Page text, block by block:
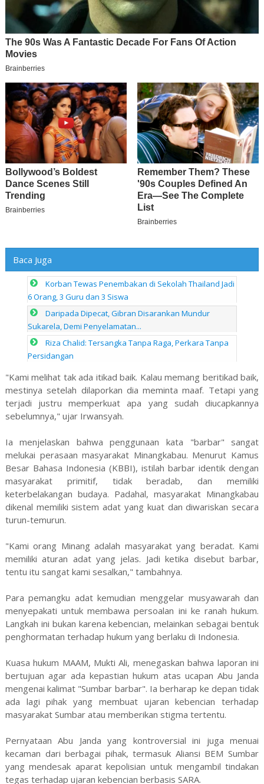
Baca Juga
Korban Tewas Penembakan di Sekolah Thailand Jadi
6 Orang, 3 Guru dan 3 Siswa
Daripada Dipecat, Gibran Disarankan Mundur
Sukarela, Demi Penyelamatan...
Riza Chalid: Tersangka Tanpa Raga, Perkara Tanpa
Persidangan
"Kami melihat tak ada itikad baik. Kalau memang beritikad baik,
mestinya setelah dilaporkan dia meminta maaf. Tetapi yang
terjadi justru memperkuat apa yang sudah diucapkannya
sebelumnya," ujar Irwansyah.
Ia menjelaskan bahwa penggunaan kata "barbar" sangat
melukai perasaan masyarakat Minangkabau. Menurut Kamus
Besar Bahasa Indonesia (KBBI), istilah barbar identik dengan
masyarakat primitif, tidak beradab, dan memiliki
keterbelakangan budaya. Padahal, masyarakat Minangkabau
dikenal memiliki sistem adat yang kuat dan diwariskan secara
turun-temurun.
"Kami orang Minang adalah masyarakat yang beradat. Kami
memiliki aturan adat yang jelas. Jadi ketika disebut barbar,
tentu itu sangat kami sesalkan," tambahnya.
Para pemangku adat kemudian menggelar musyawarah dan
menyepakati untuk membawa persoalan ini ke ranah hukum.
Langkah ini bukan karena kebencian, melainkan sebagai bentuk
penghormatan terhadap hukum yang berlaku di Indonesia.
Kuasa hukum MAAM, Mukti Ali, menegaskan bahwa laporan ini
bertujuan agar ada kepastian hukum atas ucapan Abu Janda
mengenai kalimat "Sumbar barbar". Ia berharap ke depan tidak
ada lagi pihak yang membuat ujaran kebencian terhadap
masyarakat Sumbar atau memberikan stigma tertentu.
Pernyataan Abu Janda yang kontroversial ini juga menuai
kecaman dari berbagai pihak, termasuk Aliansi BEM Sumbar
yang mendesak aparat kepolisian untuk mengambil tindakan
tegas terhadap ujaran kebencian berbasis SARA.